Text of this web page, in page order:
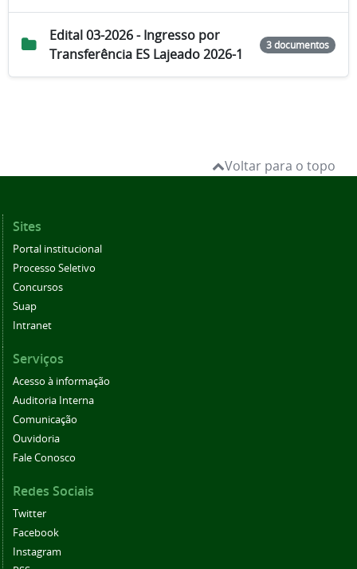
Edital 03-2026 - Ingresso por
Transferência ES Lajeado 2026-1
3 documentos
Voltar para o topo
Sites
Portal institucional
Processo Seletivo
Concursos
Suap
Intranet
Serviços
Acesso à informação
Auditoria Interna
Comunicação
Ouvidoria
Fale Conosco
Redes Sociais
Twitter
Facebook
Instagram